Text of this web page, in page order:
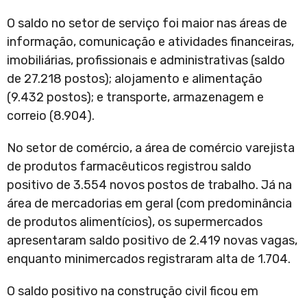
O saldo no setor de serviço foi maior nas áreas de
informação, comunicação e atividades financeiras,
imobiliárias, profissionais e administrativas (saldo
de 27.218 postos); alojamento e alimentação
(9.432 postos); e transporte, armazenagem e
correio (8.904).
No setor de comércio, a área de comércio varejista
de produtos farmacêuticos registrou saldo
positivo de 3.554 novos postos de trabalho. Já na
área de mercadorias em geral (com predominância
de produtos alimentícios), os supermercados
apresentaram saldo positivo de 2.419 novas vagas,
enquanto minimercados registraram alta de 1.704.
O saldo positivo na construção civil ficou em